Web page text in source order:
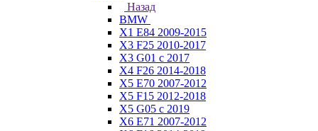
Назад
BMW
X1 E84 2009-2015
X3 F25 2010-2017
X3 G01 с 2017
X4 F26 2014-2018
X5 E70 2007-2012
X5 F15 2012-2018
X5 G05 с 2019
X6 E71 2007-2012